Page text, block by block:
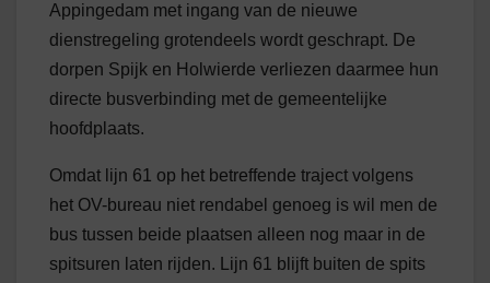
Appingedam met ingang van de nieuwe
dienstregeling grotendeels wordt geschrapt. De
dorpen Spijk en Holwierde verliezen daarmee hun
directe busverbinding met de gemeentelijke
hoofdplaats.
Omdat lijn 61 op het betreffende traject volgens
het OV-bureau niet rendabel genoeg is wil men de
bus tussen beide plaatsen alleen nog maar in de
spitsuren laten rijden. Lijn 61 blijft buiten de spits